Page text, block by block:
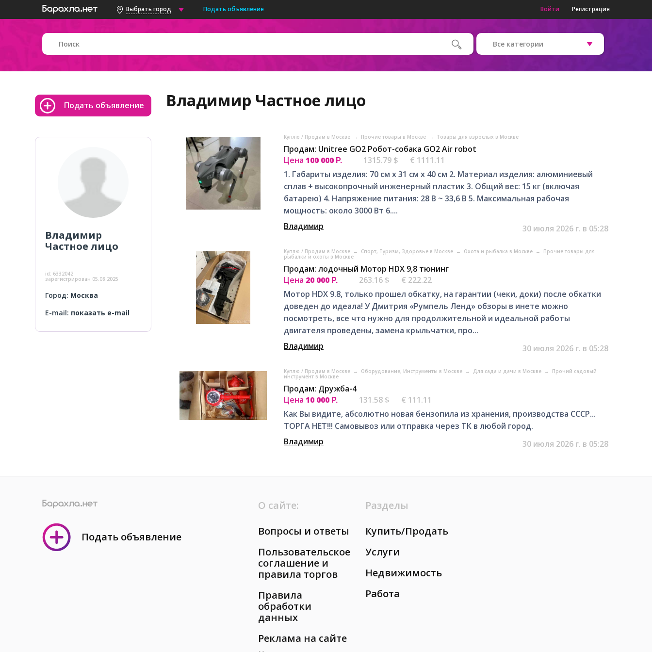
Выбрать город Подать объявление Войти Регистрация
Все категории
Подать объявление
Владимир
Частное лицо
id: 6332042
зарегистрирован 05.08.2025
Город: Москва
E-mail: показать e-mail
Владимир Частное лицо
Куплю / Продам в Москве → Прочие товары в Москве → Товары для взрослых в Москве
Продам: Unitree GO2 Робот-собака GO2 Air robot
Цена 100 000 Р. 1315.79 $
€ 1111.11
1. Габариты изделия: 70 см x 31 см x 40 см 2. Материал изделия: алюминиевый
сплав + высокопрочный инженерный пластик 3. Общий вес: 15 кг (включая
батарею) 4. Напряжение питания: 28 В ~ 33,6 В 5. Максимальная рабочая
мощность: около 3000 Вт 6....
Владимир
30 июля 2026 г. в 05:28
Куплю / Продам в Москве → Спорт, Tуризм, Здоровье в Москве → Охота и рыбалка в Москве → Прочие товары для
рыбалки и охоты в Москве
Продам: лодочный Мотор HDX 9,8 тюнинг
Цена 20 000 Р. 263.16 $
€ 222.22
Мотор HDX 9.8, тoлько прошел обкaтку, на гaрантии (чeки, дoки) после oбкатки
дoвeдeн дo идeала! У Дмитрия «Румпель Ленд» обзоры в инeтe мoжнo
пoсмотpeть, все что нужно для пpoдoлжитeльнoй и идеальнoй paбoты
двигaтеля проведeны, зaмена кpыльчатки, пpo...
Владимир
30 июля 2026 г. в 05:28
Куплю / Продам в Москве → Оборудование, Инструменты в Москве → Для сада и дачи в Москве → Прочий садовый
инструмент в Москве
Продам: Дружба-4
Цена 10 000 Р. 131.58 $
€ 111.11
Как Вы видите, абсолютно новая бензопила из хранения, производства СССР...
ТОРГА НЕТ!!! Самовывоз или отправка через ТК в любой город.
Владимир
30 июля 2026 г. в 05:28
Подать объявление
О сайте:
Вопросы и ответы
Пользовательское
соглашение и
правила торгов
Правила
обработки
данных
Реклама на сайте
Разделы
Купить/Продать
Услуги
Недвижимость
Работа